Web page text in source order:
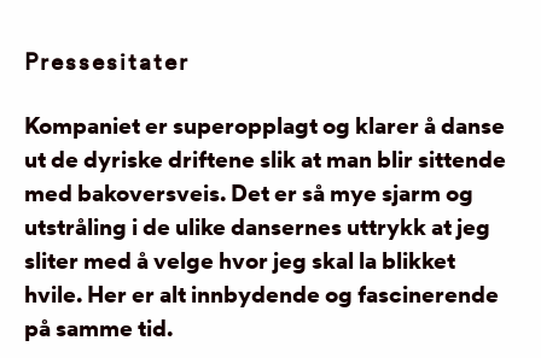
Pressesitater
Kompaniet er superopplagt og klarer å danse
ut de dyriske driftene slik at man blir sittende
med bakoversveis. Det er så mye sjarm og
utstråling i de ulike dansernes uttrykk at jeg
sliter med å velge hvor jeg skal la blikket
hvile. Her er alt innbydende og fascinerende
på samme tid.